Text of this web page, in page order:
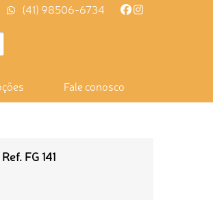
(41) 98506-6734
Fale conosco
FG 141